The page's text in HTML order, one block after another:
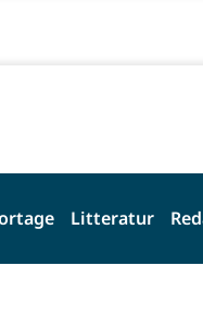
Litteratur